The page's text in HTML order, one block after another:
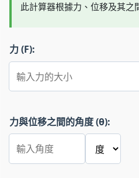
此計算器根據力、位移及其之
力 (F):
力與位移之間的角度 (θ):